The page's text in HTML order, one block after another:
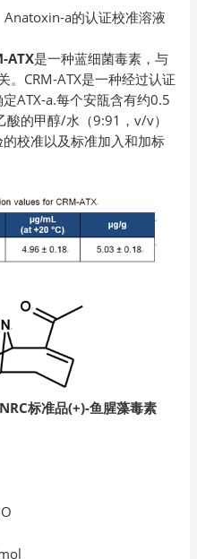
a的认证校准溶液
ATX是一种蓝细菌毒素，与
CRM-ATX是一种经过认证
ATX-a.每个安瓿含有约0.5
酸的甲醇/水（9:91，v/v）
校准以及标准加入和加标
NRC标准品(+)-鱼腥藻毒素
g/mol